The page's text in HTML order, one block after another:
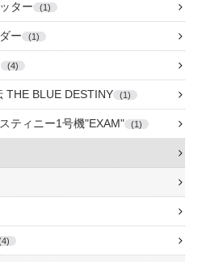
ター 1
ー 1
4
THE BLUE DESTINY 1
ティニー1号機"EXAM" 1
4